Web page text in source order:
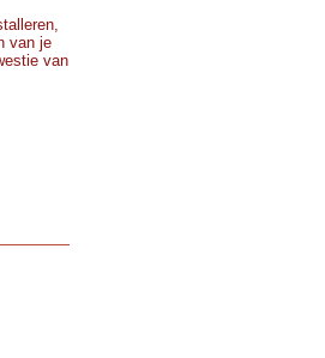
van je
van